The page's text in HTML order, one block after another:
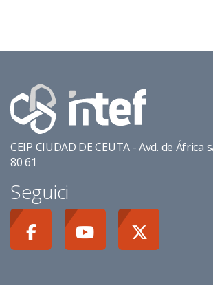
CEIP CIUDAD DE CEUTA - Avd. de
80 61
Seguici